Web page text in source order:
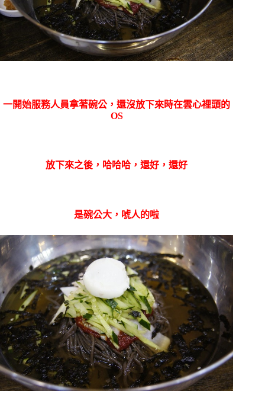
一開始服務人員拿著碗公，還沒放下來時在雲心裡頭的
OS
放下來之後，哈哈哈，還好，還好
是碗公大，唬人的啦